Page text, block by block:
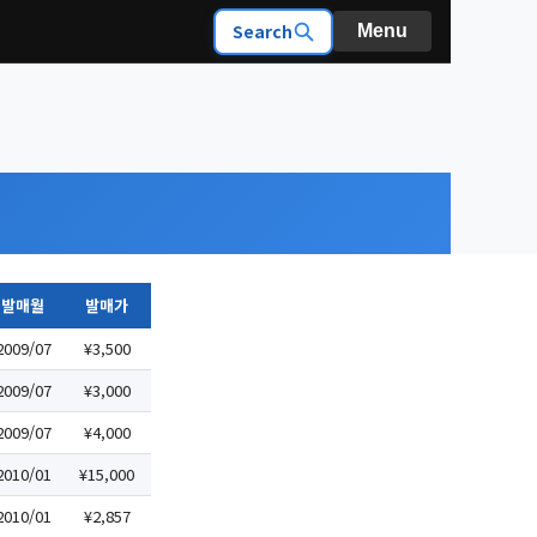
Search Menu
발매월
발매가
07
¥3,500
07
¥3,000
07
¥4,000
01
¥15,000
01
¥2,857